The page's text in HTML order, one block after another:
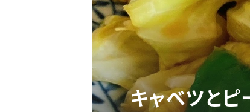
キャベツと